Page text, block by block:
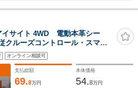
サイト 4WD 電動本革シー
クルーズコントロール・スマー
・HIDヘッドライト・オート
・ウィンカーミラー・パドル
ルミ
オンライン相談可
支払総額
69.8万円
本体価格
54.8万円